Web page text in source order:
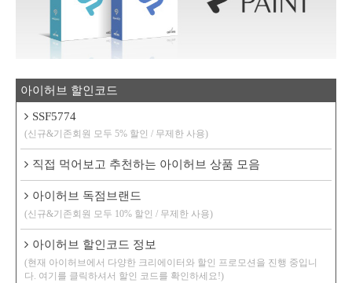
아이허브 할인코드
SSF5774
(신규&기존회원 모두 5% 할인 / 무제한 사용)
직접 먹어보고 추천하는 아이허브 상품 모음
아이허브 독점브랜드
(신규&기존회원 모두 10% 할인 / 무제한 사용)
아이허브 할인코드 정보
(현재 아이허브에서 다양한 크리에이터와 할인 프로모션을 진행 중입니
다. 여기를 클릭하셔서 할인 코드를 확인하세요!)